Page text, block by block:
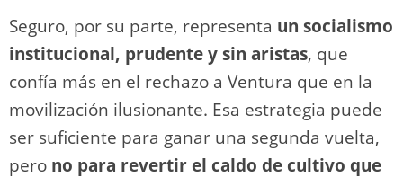
Seguro, por su parte, representa un socialismo
institucional, prudente y sin aristas, que
confía más en el rechazo a Ventura que en la
movilización ilusionante. Esa estrategia puede
ser suficiente para ganar una segunda vuelta,
pero no para revertir el caldo de cultivo que